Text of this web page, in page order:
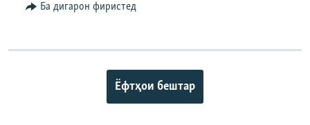
Ба дигарон фиристед
Ёфтҳои бештар